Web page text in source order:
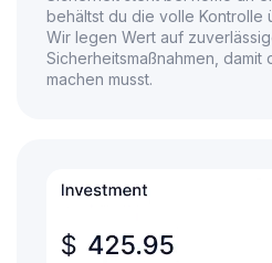
behältst du die volle Kontrolle
Wir legen Wert auf
Sicherheitsmaßnahmen,
machen musst.